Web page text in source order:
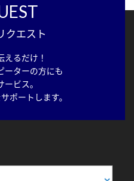
クエスト
えるだけ！
ーターの方にも
ビス。
ポートします。